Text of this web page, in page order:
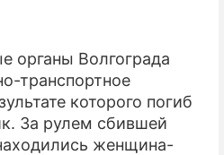
ЭКОНОМИКА
ПРОИСШЕСТВИЯ
органы Волгограда
транспортное
которого погиб
За рулем сбившей
женщина-